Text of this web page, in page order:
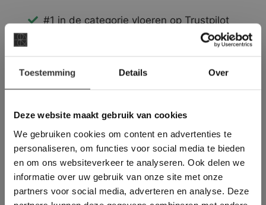
Toestemming Details Over
Deze website maakt gebruik van cookies
We gebruiken cookies om content en advertenties te
personaliseren, om functies voor social media te bieden
en om ons websiteverkeer te analyseren. Ook delen we
informatie over uw gebruik van onze site met onze
partners voor social media, adverteren en analyse. Deze
#1 in de categorie vloeren op Trustpilot
Binnen 24 uur een passende offerte
Meer dan 500 m2 showroom
Deze website maakt
gebruik van cookies.
This Cookie Banner was deleted and is no
longer working. Please contact the website
administrator.
Deze website gebruikt cookies om de
gebruikerservaring te verbeteren. Door
gebruik te maken van onze website geeft u
toestemming voor alle cookies in
overeenstemming met ons cookiebeleid.Lees
verder